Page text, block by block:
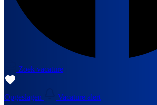
Zoek vacature
Opgeslagen Vacature alert